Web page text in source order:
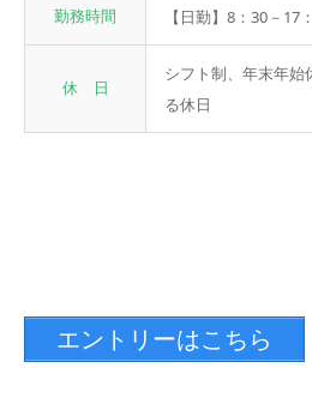
勤務時間 【日勤】8：30－17
休 日
シフト制、年末年始
る休日
エントリーはこちら